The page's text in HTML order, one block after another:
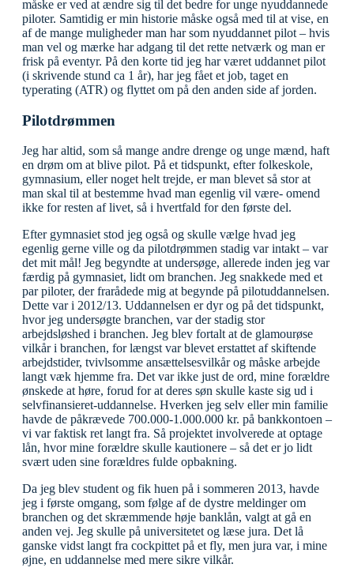
måske er ved at ændre sig til det bedre for unge nyuddannede
piloter. Samtidig er min historie måske også med til at vise, en
af de mange muligheder man har som nyuddannet pilot – hvis
man vel og mærke har adgang til det rette netværk og man er
frisk på eventyr. På den korte tid jeg har været uddannet pilot
(i skrivende stund ca 1 år), har jeg fået et job, taget en
typerating (ATR) og flyttet om på den anden side af jorden.
Pilotdrømmen
Jeg har altid, som så mange andre drenge og unge mænd, haft
en drøm om at blive pilot. På et tidspunkt, efter folkeskole,
gymnasium, eller noget helt trejde, er man blevet så stor at
man skal til at bestemme hvad man egenlig vil være- omend
ikke for resten af livet, så i hvertfald for den første del.
Efter gymnasiet stod jeg også og skulle vælge hvad jeg
egenlig gerne ville og da pilotdrømmen stadig var intakt – var
det mit mål! Jeg begyndte at undersøge, allerede inden jeg var
færdig på gymnasiet, lidt om branchen. Jeg snakkede med et
par piloter, der frarådede mig at begynde på pilotuddannelsen.
Dette var i 2012/13. Uddannelsen er dyr og på det tidspunkt,
hvor jeg undersøgte branchen, var der stadig stor
arbejdsløshed i branchen. Jeg blev fortalt at de glamourøse
vilkår i branchen, for længst var blevet erstattet af skiftende
arbejdstider, tvivlsomme ansættelsesvilkår og måske arbejde
langt væk hjemme fra. Det var ikke just de ord, mine forældre
ønskede at høre, forud for at deres søn skulle kaste sig ud i
selvfinansieret-uddannelse. Hverken jeg selv eller min familie
havde de påkrævede 700.000-1.000.000 kr. på bankkontoen –
vi var faktisk ret langt fra. Så projektet involverede at optage
lån, hvor mine forældre skulle kautionere – så det er jo lidt
svært uden sine forældres fulde opbakning.
Da jeg blev student og fik huen på i sommeren 2013, havde
jeg i første omgang, som følge af de dystre meldinger om
branchen og det skræmmende høje banklån, valgt at gå en
anden vej. Jeg skulle på universitetet og læse jura. Det lå
ganske vidst langt fra cockpittet på et fly, men jura var, i mine
øjne, en uddannelse med mere sikre vilkår.